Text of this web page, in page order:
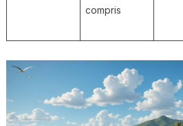
compris